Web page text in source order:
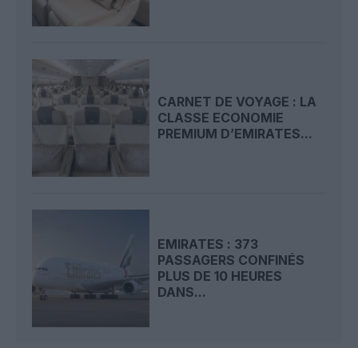
CARNET DE VOYAGE : LA
CLASSE ECONOMIE
PREMIUM D’EMIRATES...
EMIRATES : 373
PASSAGERS CONFINÉS
PLUS DE 10 HEURES
DANS...